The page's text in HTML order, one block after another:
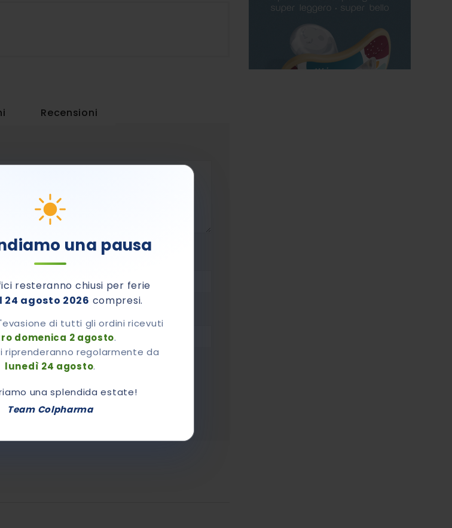
una pausa
resteranno chiusi per ferie
24 agosto 2026 compresi.
di tutti gli ordini ricevuti
domenica 2 agosto.
riprenderanno regolarmente da
lunedì 24 agosto.
una splendida estate!
Team Colpharma
Recensioni